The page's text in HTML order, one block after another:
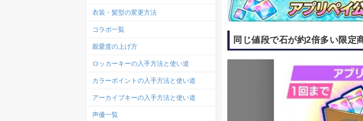
同じ値段で石が約2倍多い限定
衣装・髪型の変更方法
コラボ一覧
親愛度の上げ方
ロッカーキーの入手方法と使い道
カラーポイントの入手方法と使い道
アーカイブキーの入手方法と使い道
声優一覧